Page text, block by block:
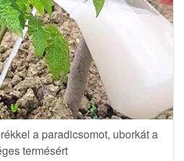
a paradicsomot, uborkát a
termésért